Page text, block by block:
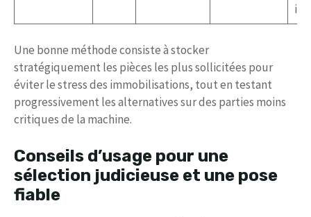
Une bonne méthode consiste à stocker
stratégiquement les pièces les plus sollicitées pour
éviter le stress des immobilisations, tout en testant
progressivement les alternatives sur des parties moins
critiques de la machine.
Conseils d’usage pour une
sélection judicieuse et une pose
fiable